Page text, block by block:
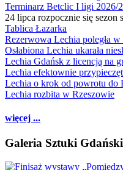
Terminarz Betclic I ligi 2026/
24 lipca rozpocznie się
Tablica Łazarka
Rezerwowa Lechia poległa
Osłabiona Lechia ukarała
Lechia Gdańsk z licencją na
Lechia efektownie
Lechia o krok od powrotu do
Lechia rozbita w Rzeszowie
więcej ...
Galeria Sztuki